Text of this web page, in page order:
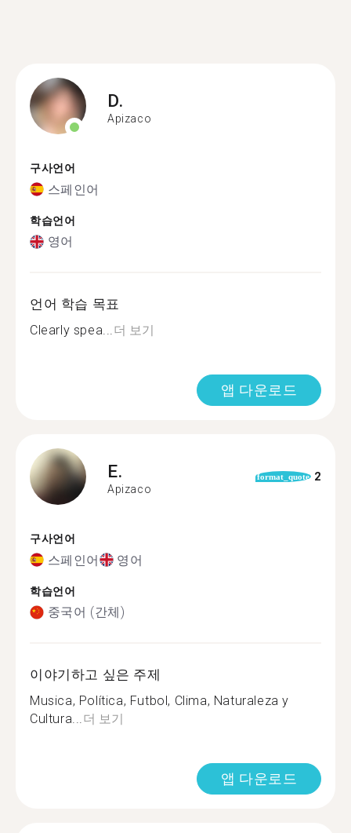
D.
Apizaco
구사언어
스페인어
학습언어
영어
언어 학습 목표
Clearly spea...더 보기
앱 다운로드
E.
Apizaco
format_quote 2
구사언어
스페인어 영어
학습언어
중국어 (간체)
이야기하고 싶은 주제
Musica, Política, Futbol, Clima, Naturaleza y
Cultura...더 보기
앱 다운로드